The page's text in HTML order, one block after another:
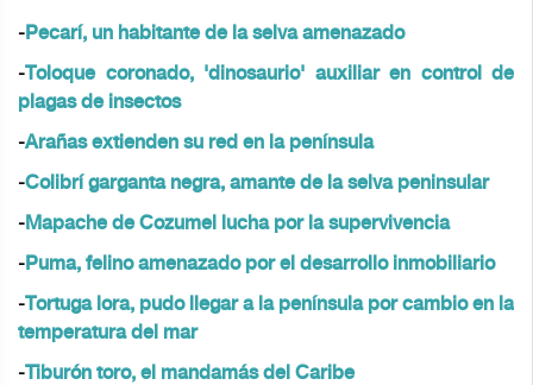
-Pecarí, un habitante de la selva amenazado
-Toloque coronado, 'dinosaurio' auxiliar en control de
plagas de insectos
-Arañas extienden su red en la península
-Colibrí garganta negra, amante de la selva peninsular
-Mapache de Cozumel lucha por la supervivencia
-Puma, felino amenazado por el desarrollo inmobiliario
-Tortuga lora, pudo llegar a la península por cambio en la
temperatura del mar
-Tiburón toro, el mandamás del Caribe